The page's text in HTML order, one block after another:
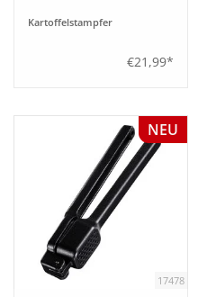
Fuchs Blog
Kartoffelstampfer
€21,99*
NEU
17478